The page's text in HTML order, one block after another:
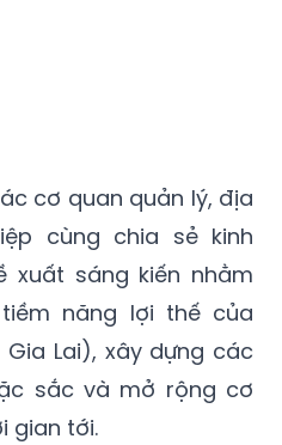
cơ quan quản lý, địa
cùng chia sẻ kinh
xuất sáng kiến nhằm
năng lợi thế của
Lai), xây dựng các
sắc và mở rộng cơ
gian tới.